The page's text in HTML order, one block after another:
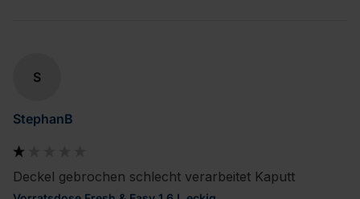
S
StephanB
Deckel gebrochen schlecht verarbeitet Kaputt